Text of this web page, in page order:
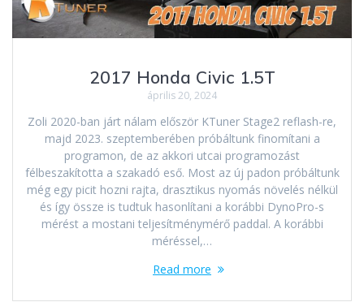
2017 Honda Civic 1.5T
április 20, 2024
Zoli 2020-ban járt nálam először KTuner Stage2 reflash-re,
majd 2023. szeptemberében próbáltunk finomítani a
programon, de az akkori utcai programozást
félbeszakította a szakadó eső. Most az új padon próbáltunk
még egy picit hozni rajta, drasztikus nyomás növelés nélkül
és így össze is tudtuk hasonlítani a korábbi DynoPro-s
mérést a mostani teljesítménymérő paddal. A korábbi
méréssel,…
Read more